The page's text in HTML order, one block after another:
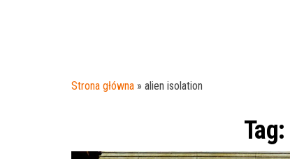
Strona główna » alien isolation
Tag: